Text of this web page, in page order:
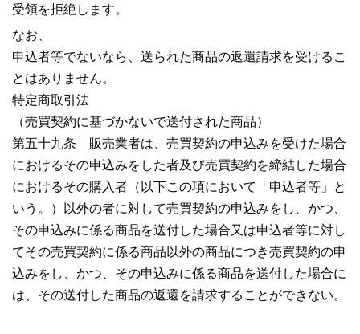
受領を拒絶します。
なお、
申込者等でないなら、送られた商品の返還請求を受けるこ
とはありません。
特定商取引法
（売買契約に基づかないで送付された商品）
第五十九条 販売業者は、売買契約の申込みを受けた場合
におけるその申込みをした者及び売買契約を締結した場合
におけるその購入者（以下この項において「申込者等」と
いう。）以外の者に対して売買契約の申込みをし、かつ、
その申込みに係る商品を送付した場合又は申込者等に対し
てその売買契約に係る商品以外の商品につき売買契約の申
込みをし、かつ、その申込みに係る商品を送付した場合に
は、その送付した商品の返還を請求することができない。